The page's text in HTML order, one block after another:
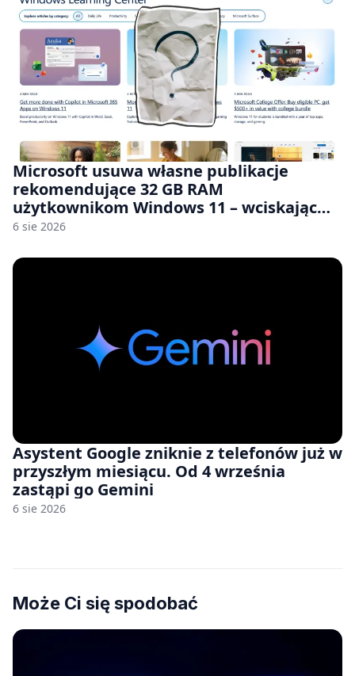
Microsoft usuwa własne publikacje
rekomendujące 32 GB RAM
użytkownikom Windows 11 – wciskając
nam przy tym komputery z 8 GB RAM po
6 sie 2026
Asystent Google zniknie z telefonów już w
przyszłym miesiącu. Od 4 września
zastąpi go Gemini
6 sie 2026
Może Ci się spodobać